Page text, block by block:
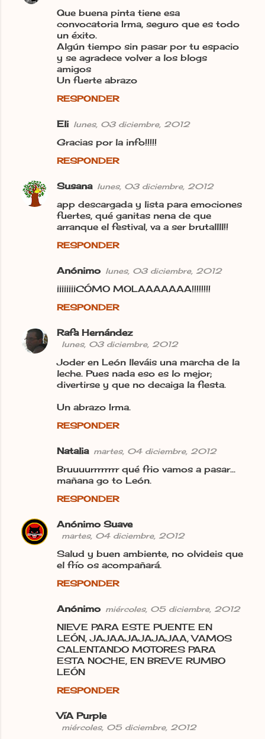
Que buena pinta tiene esa
convocatoria Irma, seguro que es todo
un éxito.
Algún tiempo sin pasar por tu espacio
y se agradece volver a los blogs
amigos
Un fuerte abrazo
RESPONDER
Eli lunes, 03 diciembre, 2012
Gracias por la info!!!!!
RESPONDER
Susana lunes, 03 diciembre, 2012
app descargada y lista para emociones
fuertes, qué ganitas nena de que
arranque el festival, va a ser brutallll!!
RESPONDER
Anónimo lunes, 03 diciembre, 2012
¡¡¡¡¡¡¡¡CÓMO MOLAAAAAAA!!!!!!!!
RESPONDER
Rafa Hernández
lunes, 03 diciembre, 2012
Joder en León lleváis una marcha de la
leche. Pues nada eso es lo mejor;
divertirse y que no decaiga la fiesta.
Un abrazo Irma.
RESPONDER
Natalia martes, 04 diciembre, 2012
Bruuuurrrrrrrr qué frio vamos a pasar...
mañana go to León.
RESPONDER
Anónimo Suave
martes, 04 diciembre, 2012
Salud y buen ambiente, no olvideis que
el frío os acompañará.
RESPONDER
Anónimo miércoles, 05 diciembre, 2012
NIEVE PARA ESTE PUENTE EN
LEÓN, JAJAAJAJAJAJAA, VAMOS
CALENTANDO MOTORES PARA
ESTA NOCHE, EN BREVE RUMBO
LEÓN
RESPONDER
VíA Purple
miércoles, 05 diciembre, 2012